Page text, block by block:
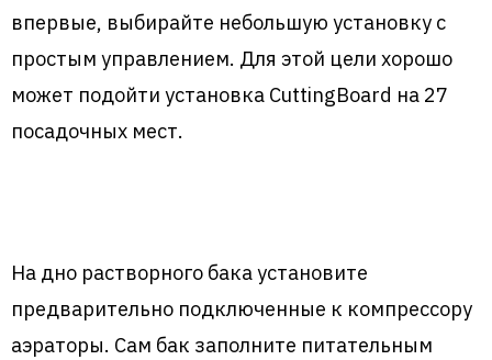
впервые, выбирайте небольшую установку с
простым управлением. Для этой цели хорошо
может подойти установка CuttingBoard на 27
посадочных мест.
На дно растворного бака установите
предварительно подключенные к компрессору
аэраторы. Сам бак заполните питательным